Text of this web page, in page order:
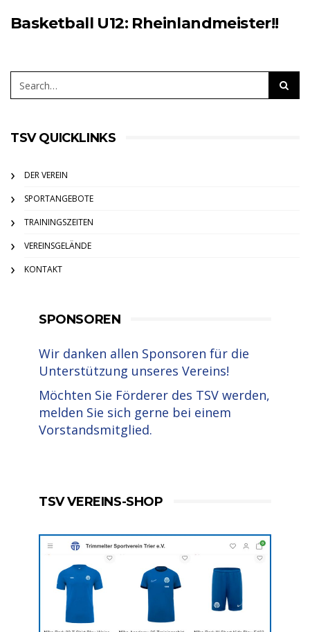
Basketball U12: Rheinlandmeister!!
TSV QUICKLINKS
DER VEREIN
SPORTANGEBOTE
TRAININGSZEITEN
VEREINSGELÄNDE
KONTAKT
SPONSOREN
Wir danken allen Sponsoren für die
Unterstützung unseres Vereins!
Möchten Sie Förderer des TSV werden,
melden Sie sich gerne bei einem
Vorstandsmitglied.
TSV VEREINS-SHOP